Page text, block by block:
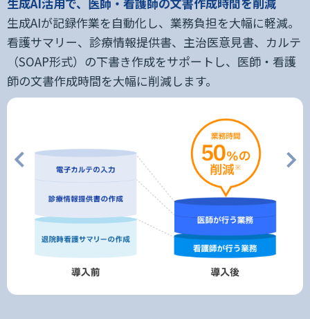
生成AIが記録作業を自動化し、業務負担を大幅に軽減。
看護サマリー、診療情報提供書、主治医意見書、カルテ
（SOAP形式）の下書き作成をサポートし、医師・看護
師の文書作成時間を大幅に削減します。